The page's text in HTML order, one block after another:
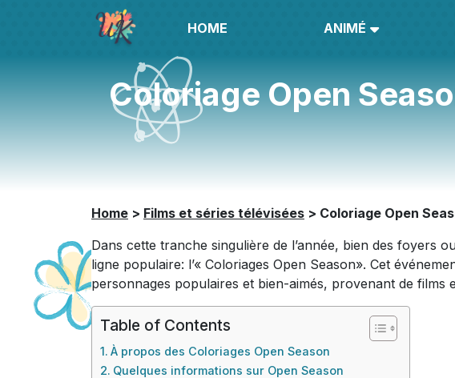
HOME ANIMÉ
Coloriage Open
Home > Films et séries télévisées > Coloriage Open
Dans cette tranche singulière de l’année, bien des foyers
ligne populaire: l’« Coloriages Open Season». Cet
personnages populaires et bien-aimés, provenant de films
Table of Contents
À propos des Coloriages Open Season
Quelques informations sur Open Season